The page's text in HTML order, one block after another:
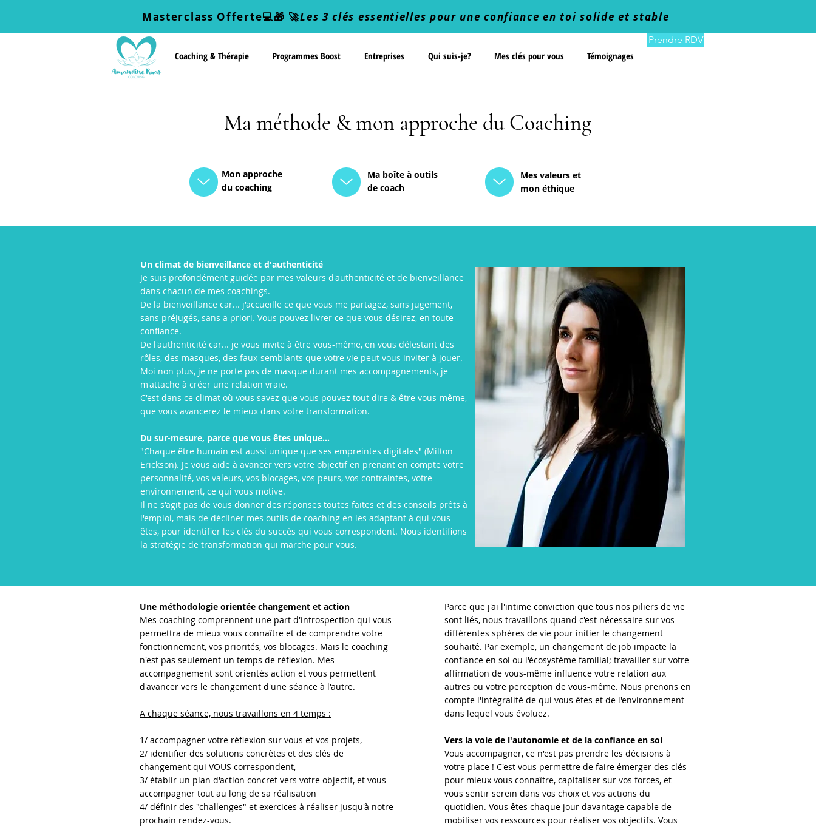
Masterclass Offerte💻🎁 🚀Les 3 clés essentielles pour une confiance en toi solide et stable
Coaching & Thérapie Programmes Boost Entreprises Qui suis-je? Mes clés pour vous Témoignages
Prendre RDV
Ma méthode & mon approche du Coaching
Mon approche
du coaching
Ma boîte à outils
de coach
Mes valeurs et
mon éthique
Un climat de bienveillance et d'authenticité
Je suis profondément guidée par mes valeurs d'authenticité et de bienveillance
dans chacun de mes coachings.
De la bienveillance car... j'accueille ce que vous me partagez, sans jugement,
sans préjugés, sans a priori. Vous pouvez livrer ce que vous désirez, en toute
confiance.
De l'authenticité car... je vous invite à être vous-même, en vous délestant des
rôles, des masques, des faux-semblants que votre vie peut vous inviter à jouer.
Moi non plus, je ne porte pas de masque durant mes accompagnements, je
m'attache à créer une relation vraie.
C'est dans ce climat où vous savez que vous pouvez tout dire & être vous-même,
que vous avancerez le mieux dans votre transformation.
Du sur-mesure, parce que vous êtes unique...
"Chaque être humain est aussi unique que ses empreintes digitales" (Milton
Erickson). Je vous aide à avancer vers votre objectif en prenant en compte votre
personnalité, vos valeurs, vos blocages, vos peurs, vos contraintes, votre
environnement, ce qui vous motive.
Il ne s'agit pas de vous donner des réponses toutes faites et des conseils prêts à
l'emploi, mais de décliner mes outils de coaching en les adaptant à qui vous
êtes, pour identifier les clés du succès qui vous correspondent. Nous identifions
la stratégie de transformation qui marche pour vous.
Une méthodologie orientée changement et action
Mes coaching comprennent une part d'introspection qui vous
permettra de mieux vous connaître et de comprendre votre
fonctionnement, vos priorités, vos blocages. Mais le coaching
n'est pas seulement un temps de réflexion. Mes
accompagnement sont orientés action et vous permettent
d'avancer vers le changement d'une séance à l'autre.
A chaque séance, nous travaillons en 4 temps :
1/ accompagner votre réflexion sur vous et vos projets,
2/ identifier des solutions concrètes et des clés de
changement qui VOUS correspondent,
3/ établir un plan d'action concret vers votre objectif, et vous
accompagner tout au long de sa réalisation
4/ définir des "challenges" et exercices à réaliser jusqu'à notre
prochain rendez-vous.
Parce que j'ai l'intime conviction que tous nos piliers de vie
sont liés, nous travaillons quand c'est nécessaire sur vos
différentes sphères de vie pour initier le changement
souhaité. Par exemple, un changement de job impacte la
confiance en soi ou l'écosystème familial; travailler sur votre
affirmation de vous-même influence votre relation aux
autres ou votre perception de vous-même. Nous prenons en
compte l'intégralité de qui vous êtes et de l'environnement
dans lequel vous évoluez.
Vers la voie de l'autonomie et de la confiance en soi
Vous accompagner, ce n'est pas prendre les décisions à
votre place ! C'est vous permettre de faire émerger des clés
pour mieux vous connaître, capitaliser sur vos forces, et
vous sentir serein dans vos choix et vos actions du
quotidien. Vous êtes chaque jour davantage capable de
mobiliser vos ressources pour réaliser vos objectifs. Vous